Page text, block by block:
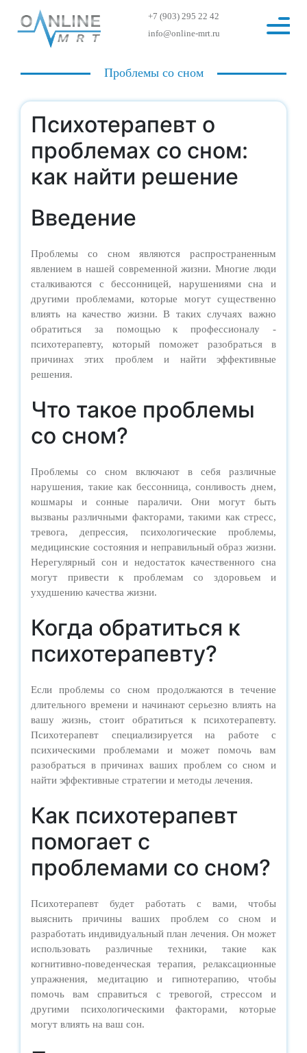
+7 (903) 295 22 42
info@online-mrt.ru
Проблемы со сном
Психотерапевт о
проблемах со сном:
как найти решение
Введение
Проблемы со сном являются распространенным
явлением в нашей современной жизни. Многие люди
сталкиваются с бессонницей, нарушениями сна и
другими проблемами, которые могут существенно
влиять на качество жизни. В таких случаях важно
обратиться за помощью к профессионалу -
психотерапевту, который поможет разобраться в
причинах этих проблем и найти эффективные
решения.
Что такое проблемы
со сном?
Проблемы со сном включают в себя различные
нарушения, такие как бессонница, сонливость днем,
кошмары и сонные параличи. Они могут быть
вызваны различными факторами, такими как стресс,
тревога, депрессия, психологические проблемы,
медицинские состояния и неправильный образ жизни.
Нерегулярный сон и недостаток качественного сна
могут привести к проблемам со здоровьем и
ухудшению качества жизни.
Когда обратиться к
психотерапевту?
Если проблемы со сном продолжаются в течение
длительного времени и начинают серьезно влиять на
вашу жизнь, стоит обратиться к психотерапевту.
Психотерапевт специализируется на работе с
психическими проблемами и может помочь вам
разобраться в причинах ваших проблем со сном и
найти эффективные стратегии и методы лечения.
Как психотерапевт
помогает с
проблемами со сном?
Психотерапевт будет работать с вами, чтобы
выяснить причины ваших проблем со сном и
разработать индивидуальный план лечения. Он может
использовать различные техники, такие как
когнитивно-поведенческая терапия, релаксационные
упражнения, медитацию и гипнотерапию, чтобы
помочь вам справиться с тревогой, стрессом и
другими психологическими факторами, которые
могут влиять на ваш сон.